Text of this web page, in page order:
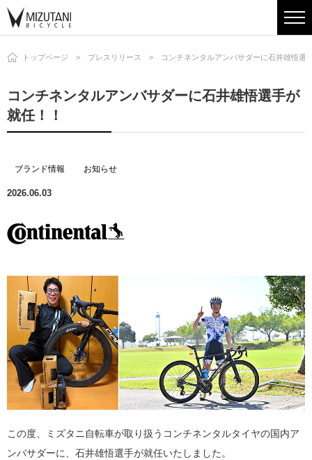
トップページ プレスリリース コンチネンタルアンバサダーに石井雄悟選
コンチネンタルアンバサダーに石井雄悟選手が
就任！！
ブランド情報 お知らせ
2026.06.03
この度、ミズタニ自転車が取り扱うコンチネンタルタイヤの国内ア
ンバサダーに、石井雄悟選手が就任いたしました。